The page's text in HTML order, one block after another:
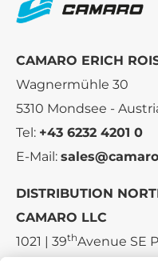
CAMARO ERICH
Wagnermühle 30
5310 Mondsee -
Tel: +43 6232 4201 0
E-Mail:
DISTRIBUTION
CAMARO LLC
1021 | 39thAvenue SE